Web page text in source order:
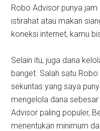
Robo Advisor punya
istirahat atau makan
koneksi internet, kamu
Selain itu, juga dana
banget. Salah satu
sekuritas yang saya
mengelola dana
Advisor paling populer,
menentukan minimum